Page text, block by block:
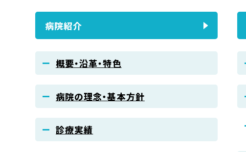
病院紹介
概要・沿革・特色
病院の理念・基本方針
診療実績